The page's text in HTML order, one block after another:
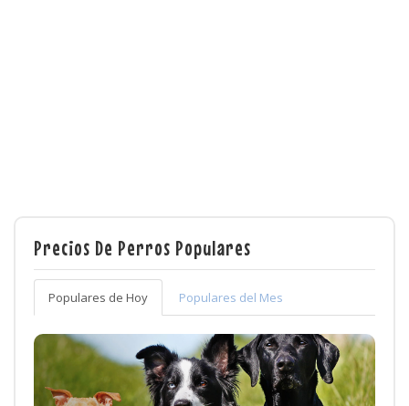
Precios De Perros Populares
Populares de Hoy Populares del Mes